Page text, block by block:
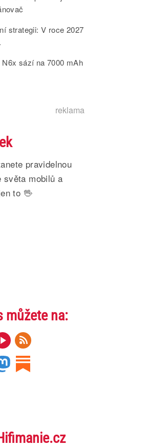
strategii: V roce 2027
sází na 7000 mAh
reklama
pravidelnou
světa mobilů a
to 🖖
můžete na: